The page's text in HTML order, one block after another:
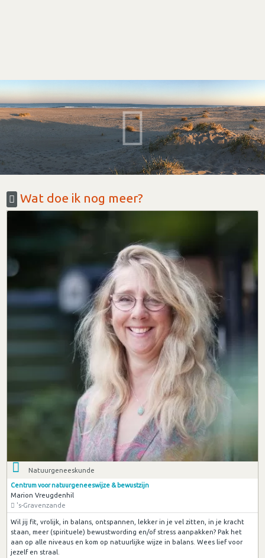
Wat doe ik nog meer?
Natuurgeneeskunde
Centrum voor natuurgeneeswijze & bewustzijn
Marion Vreugdenhil
's-Gravenzande
Wil jij fit, vrolijk, in balans, ontspannen, lekker in je vel zitten, in je kracht
staan, meer (spirituele) bewustwording en/of stress aanpakken? Pak het
aan op alle niveaus en kom op natuurlijke wijze in balans. Wees lief voor
jezelf en straal.